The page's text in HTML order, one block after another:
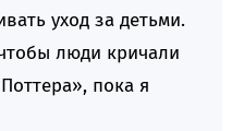
уход за детьми.
люди кричали
пока я